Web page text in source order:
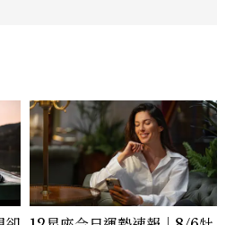
佳人》持續成為一本具影響力與溫度
。